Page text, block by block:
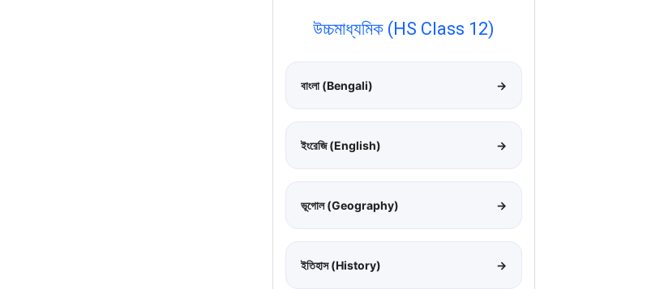
উচ্চমাধ্যমিক (HS Class 12)
বাংলা (Bengali) →
ইংরেজি (English) →
ভূগোল (Geography) →
ইতিহাস (History) →